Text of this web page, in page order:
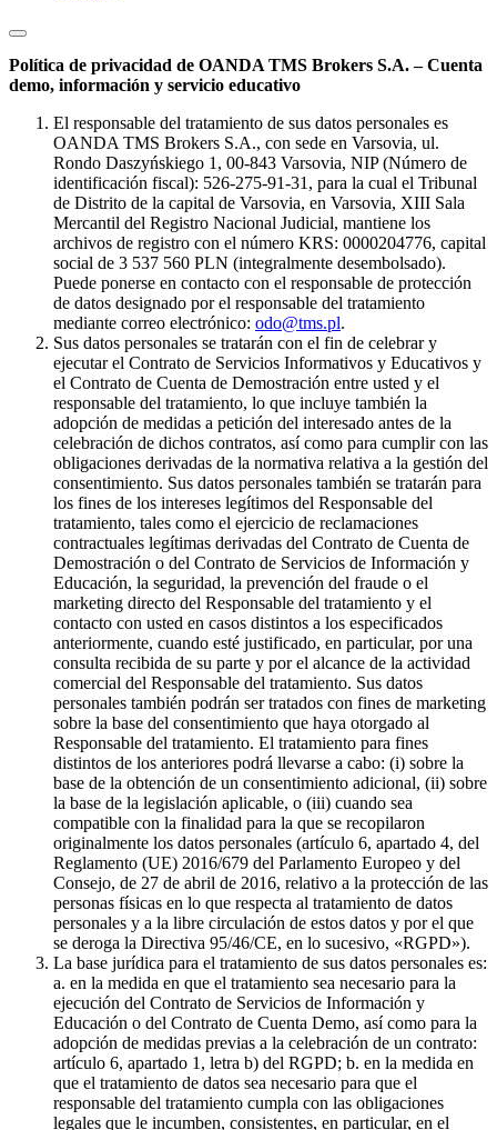
Política de privacidad de OANDA TMS Brokers S.A. – Cuenta
demo, información y servicio educativo
El responsable del tratamiento de sus datos personales es
OANDA TMS Brokers S.A., con sede en Varsovia, ul.
Rondo Daszyńskiego 1, 00-843 Varsovia, NIP (Número de
identificación fiscal): 526-275-91-31, para la cual el Tribunal
de Distrito de la capital de Varsovia, en Varsovia, XIII Sala
Mercantil del Registro Nacional Judicial, mantiene los
archivos de registro con el número KRS: 0000204776, capital
social de 3 537 560 PLN (integralmente desembolsado).
Puede ponerse en contacto con el responsable de protección
de datos designado por el responsable del tratamiento
mediante correo electrónico: odo@tms.pl.
Sus datos personales se tratarán con el fin de celebrar y
ejecutar el Contrato de Servicios Informativos y Educativos y
el Contrato de Cuenta de Demostración entre usted y el
responsable del tratamiento, lo que incluye también la
adopción de medidas a petición del interesado antes de la
celebración de dichos contratos, así como para cumplir con las
obligaciones derivadas de la normativa relativa a la gestión del
consentimiento. Sus datos personales también se tratarán para
los fines de los intereses legítimos del Responsable del
tratamiento, tales como el ejercicio de reclamaciones
contractuales legítimas derivadas del Contrato de Cuenta de
Demostración o del Contrato de Servicios de Información y
Educación, la seguridad, la prevención del fraude o el
marketing directo del Responsable del tratamiento y el
contacto con usted en casos distintos a los especificados
anteriormente, cuando esté justificado, en particular, por una
consulta recibida de su parte y por el alcance de la actividad
comercial del Responsable del tratamiento. Sus datos
personales también podrán ser tratados con fines de marketing
sobre la base del consentimiento que haya otorgado al
Responsable del tratamiento. El tratamiento para fines
distintos de los anteriores podrá llevarse a cabo: (i) sobre la
base de la obtención de un consentimiento adicional, (ii) sobre
la base de la legislación aplicable, o (iii) cuando sea
compatible con la finalidad para la que se recopilaron
originalmente los datos personales (artículo 6, apartado 4, del
Reglamento (UE) 2016/679 del Parlamento Europeo y del
Consejo, de 27 de abril de 2016, relativo a la protección de las
personas físicas en lo que respecta al tratamiento de datos
personales y a la libre circulación de estos datos y por el que
se deroga la Directiva 95/46/CE, en lo sucesivo, «RGPD»).
La base jurídica para el tratamiento de sus datos personales es:
a. en la medida en que el tratamiento sea necesario para la
ejecución del Contrato de Servicios de Información y
Educación o del Contrato de Cuenta Demo, así como para la
adopción de medidas previas a la celebración de un contrato:
artículo 6, apartado 1, letra b) del RGPD; b. en la medida en
que el tratamiento de datos sea necesario para que el
responsable del tratamiento cumpla con las obligaciones
legales que le incumben, consistentes, en particular, en el